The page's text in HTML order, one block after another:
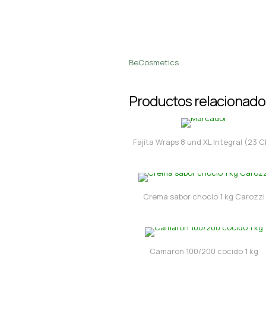
BeCosmetics
Productos
Fajita Wraps 8 und XL Integral (23
Crema sabor choclo 1 kg Carozzi
Camaron 100/200 cocido 1 kg